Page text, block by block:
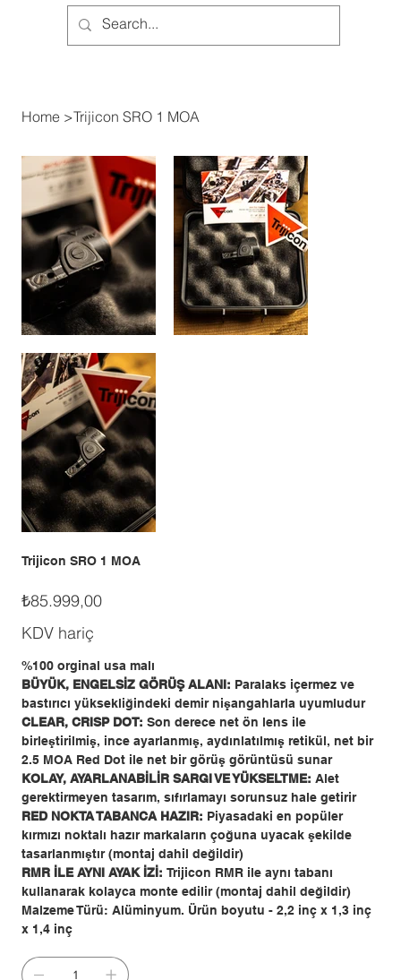
Home >Trijicon SRO 1 MOA
Trijicon SRO 1 MOA
Fiyat
₺85.999,00
KDV hariç
%100 orginal usa malı
BÜYÜK, ENGELSİZ GÖRÜŞ ALANI: Paralaks içermez ve
bastırıcı yüksekliğindeki demir nişangahlarla uyumludur
CLEAR, CRISP DOT: Son derece net ön lens ile
birleştirilmiş, ince ayarlanmış, aydınlatılmış retikül, net bir
2.5 MOA Red Dot ile net bir görüş görüntüsü sunar
KOLAY, AYARLANABİLİR SARGI VE YÜKSELTME: Alet
gerektirmeyen tasarım, sıfırlamayı sorunsuz hale getirir
RED NOKTA TABANCA HAZIR: Piyasadaki en popüler
kırmızı noktalı hazır markaların çoğuna uyacak şekilde
tasarlanmıştır (montaj dahil değildir)
RMR İLE AYNI AYAK İZİ: Trijicon RMR ile aynı tabanı
kullanarak kolayca monte edilir (montaj dahil değildir)
Malzeme Türü: Alüminyum. Ürün boyutu - 2,2 inç x 1,3 inç
x 1,4 inç